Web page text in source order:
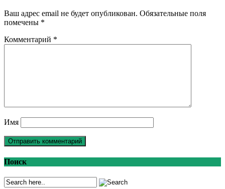
Ваш адрес email не будет опубликован. Обязательные поля
помечены *
Комментарий *
Имя
Поиск